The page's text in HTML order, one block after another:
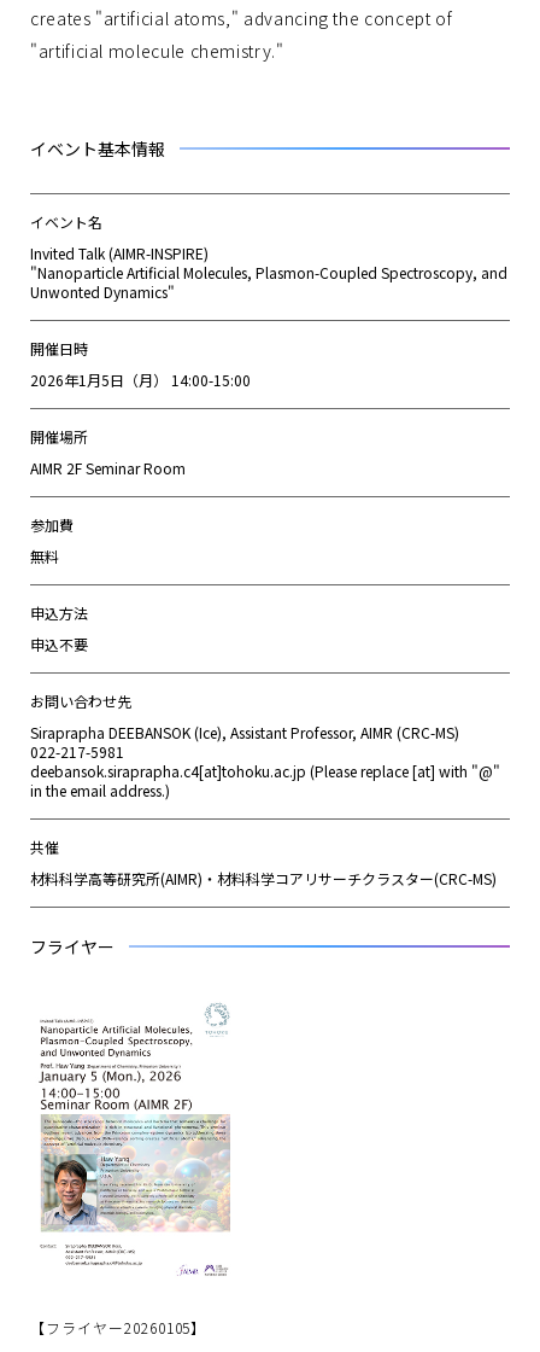
creates "artificial atoms," advancing the concept of
"artificial molecule chemistry."
イベント基本情報
イベント名
Invited Talk (AIMR-INSPIRE)
"Nanoparticle Artificial Molecules, Plasmon-Coupled Spectroscopy, and
Unwonted Dynamics"
開催日時
2026年1月5日（月） 14:00-15:00
開催場所
AIMR 2F Seminar Room
参加費
無料
申込方法
申込不要
お問い合わせ先
Siraprapha DEEBANSOK (Ice), Assistant Professor, AIMR (CRC-MS)
022-217-5981
deebansok.siraprapha.c4[at]tohoku.ac.jp (Please replace [at] with "@"
in the email address.)
共催
材料科学高等研究所(AIMR)・材料科学コアリサーチクラスター(CRC-MS)
フライヤー
【フライヤー20260105】